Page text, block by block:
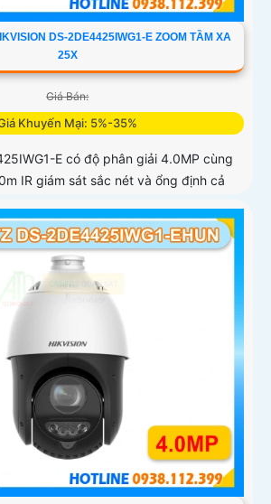
DS-2DE4425IWG1-E ZOOM TẦM XA
25X
Giá Bán:
Khuyến Mại: 5%-35%
E có độ phân giải 4.0MP cùng
IR giám sát sắc nét và ổng định cả